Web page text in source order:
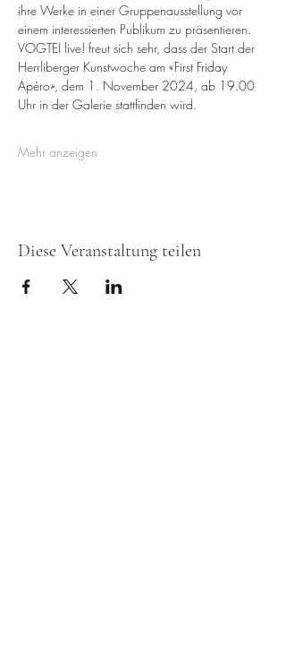
ihre Werke in einer Gruppenausstellung vor
einem interessierten Publikum zu präsentieren.
VOGTEI live! freut sich sehr, dass der Start der
Herrliberger Kunstwoche am «First Friday
Apéro», dem 1. November 2024, ab 19.00
Uhr in der Galerie stattfinden wird.
Mehr anzeigen
Diese Veranstaltung teilen